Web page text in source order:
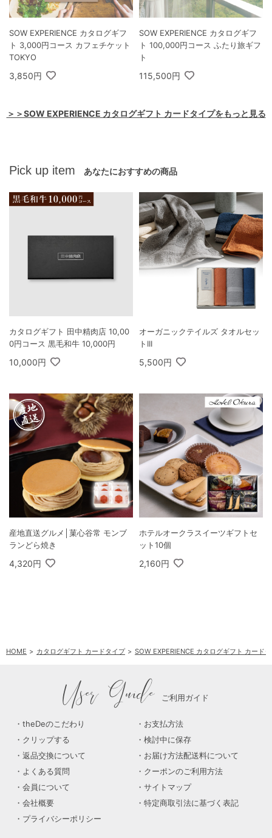
SOW EXPERIENCE カタログギフ
ト 3,000円コース カフェチケット
TOKYO
3,850円
SOW EXPERIENCE カタログギフ
ト 100,000円コース ふたり旅ギフ
ト
115,500円
＞＞SOW EXPERIENCE カタログギフト カードタイプをもっと見る
Pick up item あなたにおすすめの商品
カタログギフト 田中精肉店 10,00
0円コース 黒毛和牛 10,000円
10,000円
オーガニックテイルズ タオルセッ
トIII
5,500円
産地直送グルメ│菓心谷常 モンブ
ランどら焼き
4,320円
ホテルオークラスイーツギフトセ
ット10個
2,160円
HOME カタログギフト カードタイプ SOW EXPERIENCE カタログギフト カード
User Guide ご利用ガイド
theDeのこだわり
お支払方法
クリップする
検討中に保存
返品交換について
お届け方法配送料について
よくある質問
クーポンのご利用方法
会員について
サイトマップ
会社概要
特定商取引法に基づく表記
プライバシーポリシー